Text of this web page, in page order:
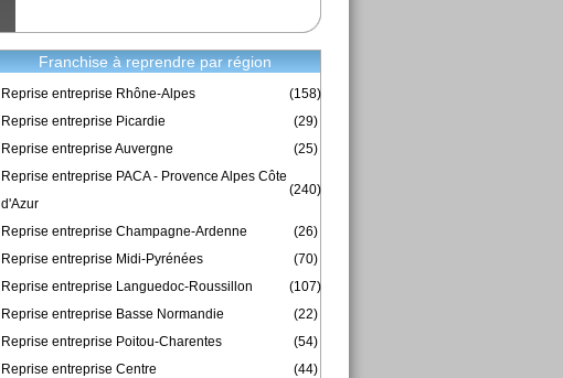
Franchise à reprendre par région
Reprise entreprise Rhône-Alpes
(158)
Reprise entreprise Picardie
(29)
Reprise entreprise Auvergne
(25)
Reprise entreprise PACA - Provence Alpes Côte
d'Azur
(240)
Reprise entreprise Champagne-Ardenne
(26)
Reprise entreprise Midi-Pyrénées
(70)
Reprise entreprise Languedoc-Roussillon
(107)
Reprise entreprise Basse Normandie
(22)
Reprise entreprise Poitou-Charentes
(54)
Reprise entreprise Centre
(44)